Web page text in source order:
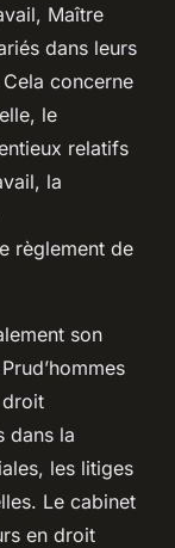
Maître
dans leurs
concerne
le
relatifs
la
règlement de
son
dans la
les litiges
Le cabinet
en droit